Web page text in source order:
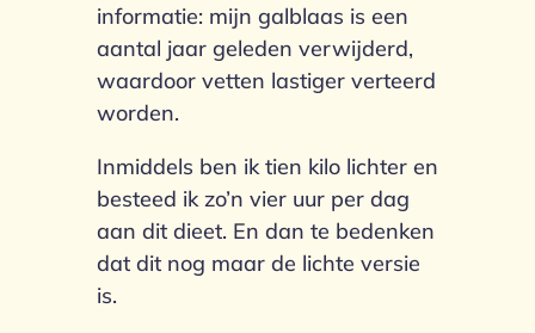
informatie: mijn galblaas is een
aantal jaar geleden verwijderd,
waardoor vetten lastiger verteerd
worden.
Inmiddels ben ik tien kilo lichter en
besteed ik zo’n vier uur per dag
aan dit dieet. En dan te bedenken
dat dit nog maar de lichte versie
is.